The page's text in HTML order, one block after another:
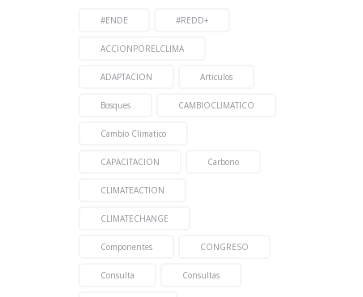
#ENDE #REDD+
ACCIONPORELCLIMA
ADAPTACION Articulos
Bosques CAMBIOCLIMATICO
Cambio Climatico
CAPACITACION Carbono
CLIMATEACTION
CLIMATECHANGE
Componentes CONGRESO
Consulta Consultas